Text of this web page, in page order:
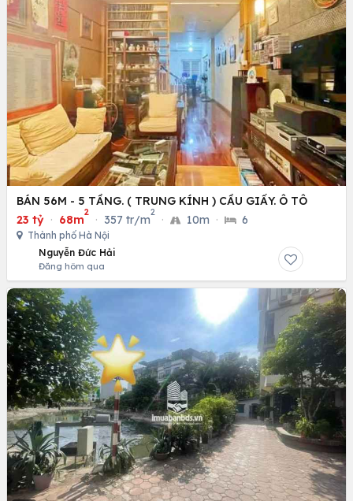
BÁN 56M - 5 TẦNG. ( TRUNG KÍNH ) CẦU GIẤY. Ô TÔ
23 tỷ · 68m
2
· 357 tr/m
2
· 10m · 6
Thành phố Hà Nội
Nguyễn Đức Hải
Đăng hôm qua